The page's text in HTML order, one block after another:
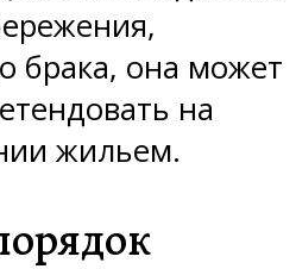
брака, она может
на
жильем.